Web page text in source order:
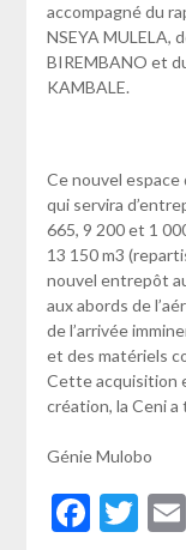
accompagné du
NSEYA MULELA,
BIREMBANO et
KAMBALE.
Ce nouvel espace
qui servira
665, 9 200 et 1
13 150 m3
nouvel entrepôt
aux abords de
de l’arrivée
et des matériels
Cette acquisition
création, la Ceni
Génie Mulobo